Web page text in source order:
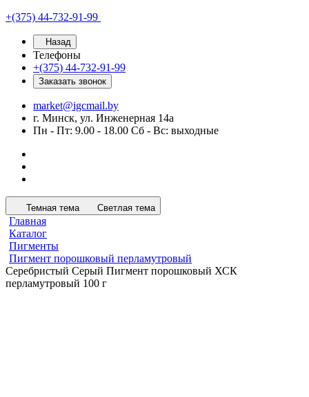
+(375) 44-732-91-99
Назад
Телефоны
+(375) 44-732-91-99
Заказать звонок
market@igcmail.by
г. Минск, ул. Инженерная 14а
Пн - Пт: 9.00 - 18.00 Сб - Вс: выходные
Темная тема Светлая тема
Главная
Каталог
Пигменты
Пигмент порошковый перламутровый
Серебристый Серый Пигмент порошковый ХСК
перламутровый 100 г